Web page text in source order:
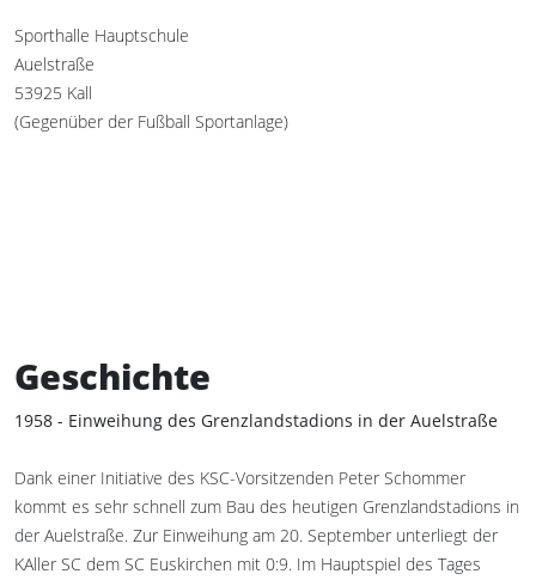
Sporthalle Hauptschule
Auelstraße
53925 Kall
(Gegenüber der Fußball Sportanlage)
Geschichte
1958 - Einweihung des Grenzlandstadions in der Auelstraße
Dank einer Initiative des KSC-Vorsitzenden Peter Schommer
kommt es sehr schnell zum Bau des heutigen Grenzlandstadions in
der Auelstraße. Zur Einweihung am 20. September unterliegt der
KAller SC dem SC Euskirchen mit 0:9. Im Hauptspiel des Tages